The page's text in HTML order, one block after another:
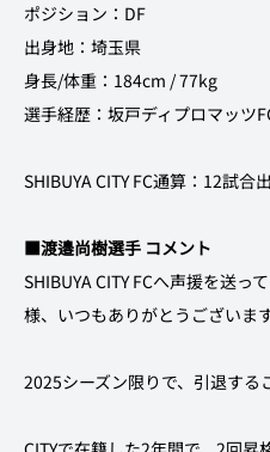
ポジション：DF
出身地：埼玉県
身長/体重：184cm / 77kg
選手経歴：坂戸ディプロマッツ
SHIBUYA CITY FC通算：12試合
■渡邉尚樹選手 コメント
SHIBUYA CITY FCへ声援を送
様、いつもありがとうございます
2025シーズン限りで、引退する